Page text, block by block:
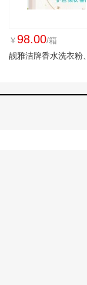
￥ 98.00/箱
靓雅洁牌香水洗衣粉、